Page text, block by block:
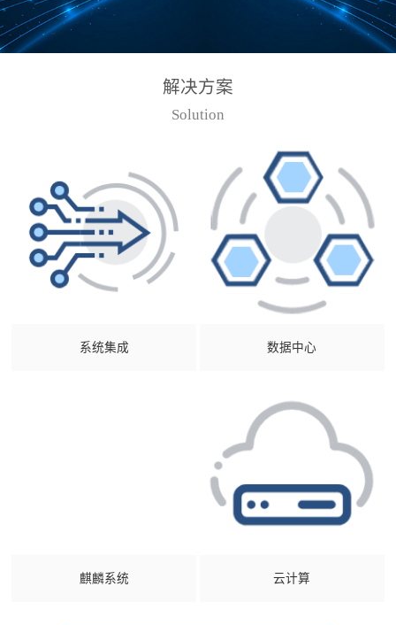
解决方案
Solution
系统集成 数据中心
麒麟系统 云计算